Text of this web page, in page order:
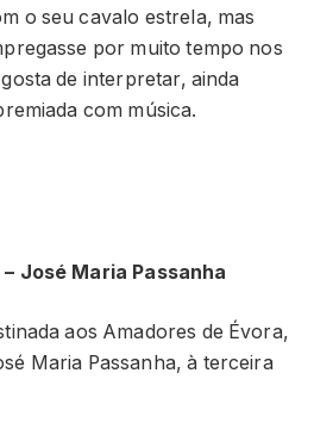
o seu cavalo estrela, mas
por muito tempo nos
de interpretar, ainda
com música.
– José Maria Passanha
aos Amadores de Évora,
Maria Passanha, à terceira